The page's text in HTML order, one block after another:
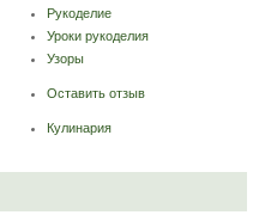
Рукоделие
Уроки рукоделия
Узоры
Оставить отзыв
Кулинария